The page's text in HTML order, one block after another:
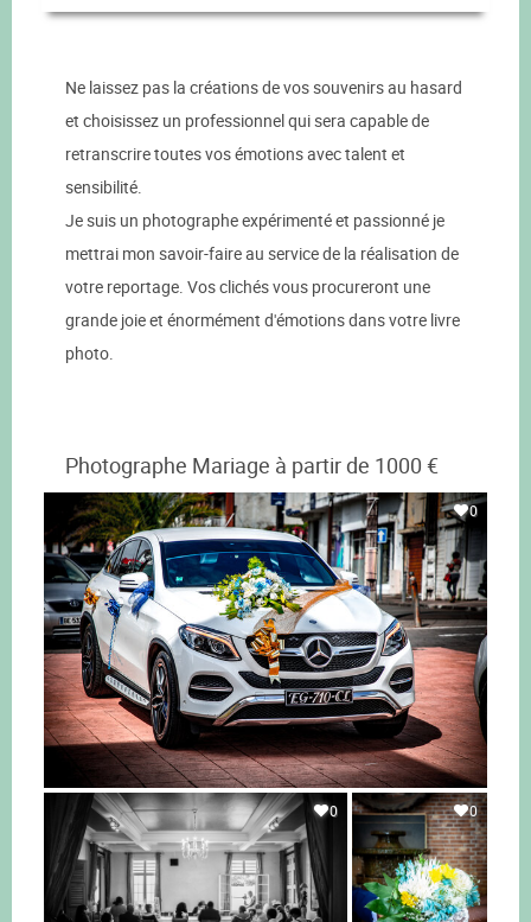
Ne laissez pas la créations de vos souvenirs au hasard
et choisissez un professionnel qui sera capable de
retranscrire toutes vos émotions avec talent et
sensibilité.
Je suis un photographe expérimenté et passionné je
mettrai mon savoir-faire au service de la réalisation de
votre reportage. Vos clichés vous procureront une
grande joie et énormément d'émotions dans votre livre
photo.
Photographe Mariage à partir de 1000 €
0
0 0